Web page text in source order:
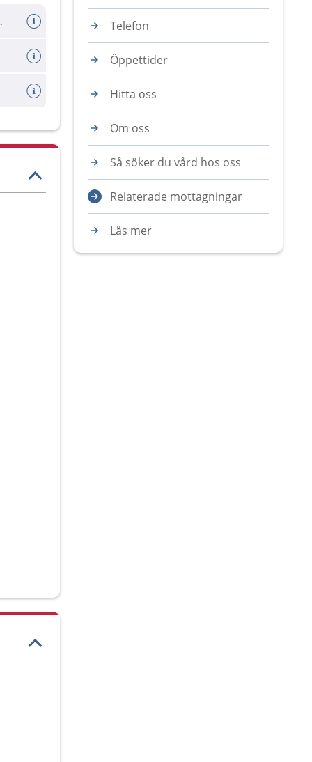
tid Telefon
Öppettider
Hitta oss
Om oss
Så söker du vård hos oss
Relaterade mottagningar
Läs mer